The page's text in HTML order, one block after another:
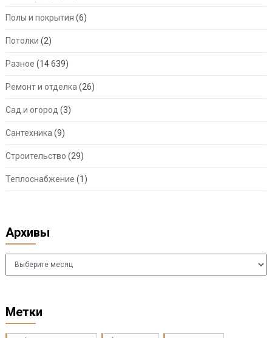
Полы и покрытия (6)
Потолки (2)
Разное (14 639)
Ремонт и отделка (26)
Сад и огород (3)
Сантехника (9)
Строительство (29)
Теплоснабжение (1)
Архивы
Архивы
Метки